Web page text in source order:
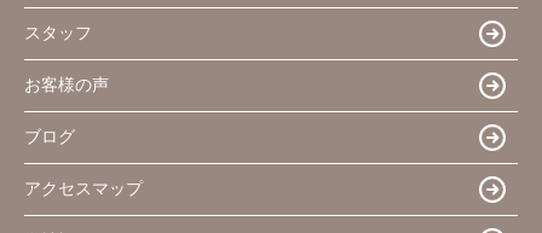
スタッフ
お客様の声
ブログ
アクセスマップ